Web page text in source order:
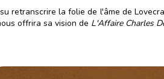
retranscrire la folie de l'âme de
offrira sa vision de L'Affaire Charles